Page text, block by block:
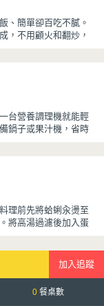
提拉米蘇，這款更清
、飯後甜點，或是正
、簡單卻百吃不膩。
，不用顧火和翻炒，
香，入口柔軟細緻，
甜完美融合，每一口
，讓人忍不住多扒好
台營養調理機就能輕
鍋子或果汁機，省時
奶混合均勻就完成~口
，冰冰喝清涼又消
理前先將蛤蜊汆燙至
將高湯過濾後加入蛋
，鮮、甜、嫩三種口
食材原味，是一道全
0 餐桌數